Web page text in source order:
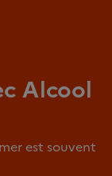
Alcool
est souvent